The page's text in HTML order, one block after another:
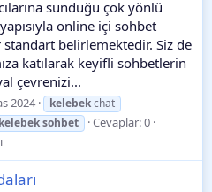
sunduğu çok yönlü
online içi sohbet
belirlemektedir. Siz de
katılarak keyifli sohbetlerin
çevrenizi...
2024 kelebekchat
kelebeksohbet
Cevaplar: 0